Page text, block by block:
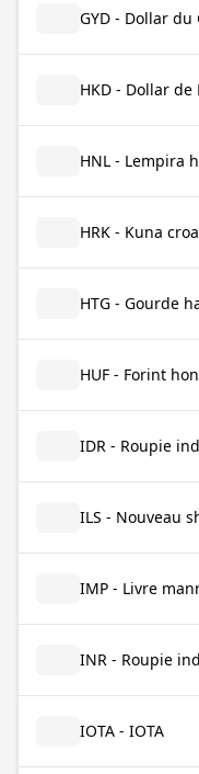
GYD - Dollar du
HKD - Dollar de
HNL - Lempira
HRK - Kuna
HTG - Gourde
HUF - Forint
IDR - Roupie
ILS - Nouveau
IMP - Livre
INR - Roupie
IOTA - IOTA